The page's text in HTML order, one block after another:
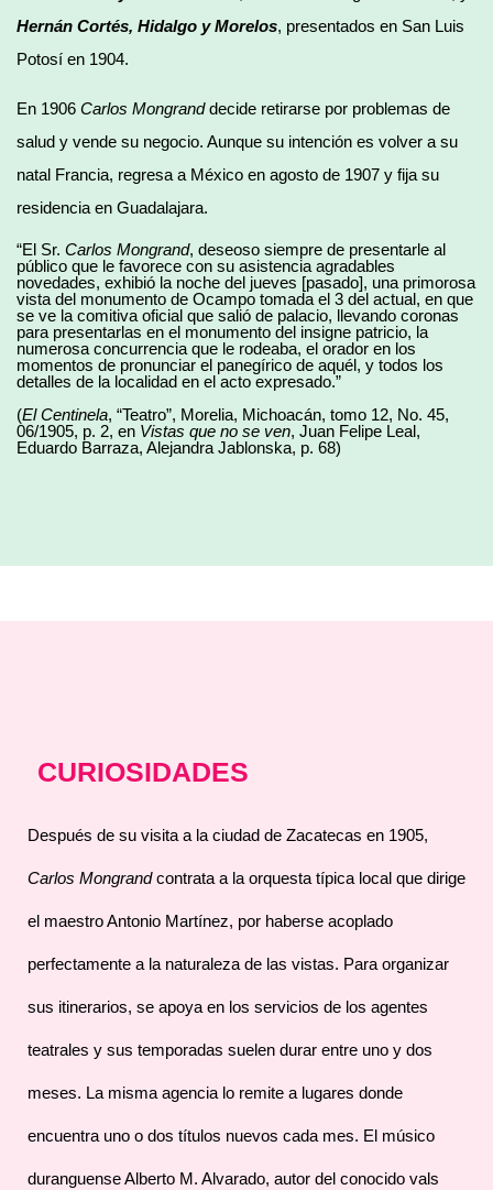
Hernán Cortés, Hidalgo y Morelos, presentados en San Luis
Potosí en 1904.
En 1906 Carlos Mongranddecide retirarse por problemas de
salud y vende su negocio. Aunque su intención es volver a su
natal Francia, regresa a México en agosto de 1907 y fija su
residencia en Guadalajara.
“El Sr. Carlos Mongrand, deseoso siempre de presentarle al
público que le favorece con su asistencia agradables
novedades, exhibió la noche del jueves [pasado], una primorosa
vista del monumento de Ocampo tomada el 3 del actual, en que
se ve la comitiva oficial que salió de palacio, llevando coronas
para presentarlas en el monumento del insigne patricio, la
numerosa concurrencia que le rodeaba, el orador en los
momentos de pronunciar el panegírico de aquél, y todos los
detalles de la localidad en el acto expresado.”
(El Centinela, “Teatro”, Morelia, Michoacán, tomo 12, No. 45,
06/1905, p. 2, en Vistas que no se ven, Juan Felipe Leal,
Eduardo Barraza, Alejandra Jablonska, p. 68)
CURIOSIDADES
Después de su visita a la ciudad de Zacatecas en 1905,
Carlos Mongrandcontrata a la orquesta típica local que dirige
el maestro Antonio Martínez, por haberse acoplado
perfectamente a la naturaleza de las vistas. Para organizar
sus itinerarios, se apoya en los servicios de los agentes
teatrales y sus temporadas suelen durar entre uno y dos
meses. La misma agencia lo remite a lugares donde
encuentra uno o dos títulos nuevos cada mes. El músico
duranguense Alberto M. Alvarado, autor del conocido vals